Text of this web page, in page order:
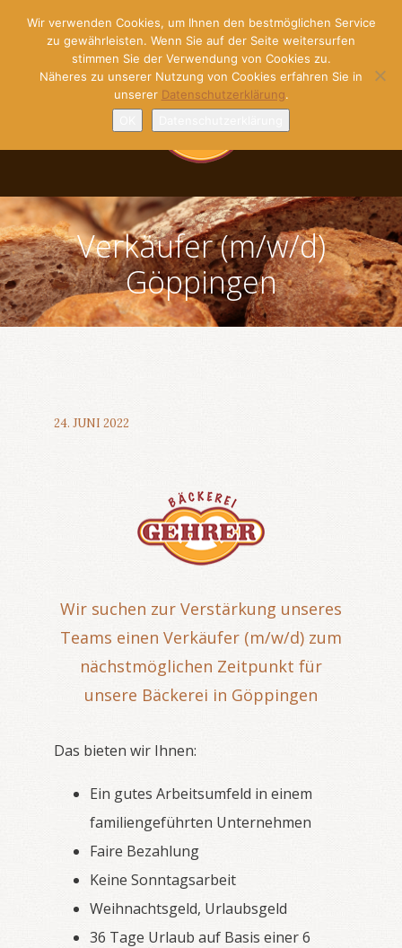
Verkäufer (m/w/d)
Göppingen
24. JUNI 2022
Wir suchen zur Verstärkung unseres
Teams einen Verkäufer (m/w/d) zum
nächstmöglichen Zeitpunkt für
unsere Bäckerei in Göppingen
Das bieten wir Ihnen:
Ein gutes Arbeitsumfeld in einem
familiengeführten Unternehmen
Faire Bezahlung
Keine Sonntagsarbeit
Weihnachtsgeld, Urlaubsgeld
36 Tage Urlaub auf Basis einer 6
Wir verwenden Cookies, um Ihnen den bestmöglichen Service
zu gewährleisten. Wenn Sie auf der Seite weitersurfen
stimmen Sie der Verwendung von Cookies zu.
Näheres zu unserer Nutzung von Cookies erfahren Sie in
unserer Datenschutzerklärung.